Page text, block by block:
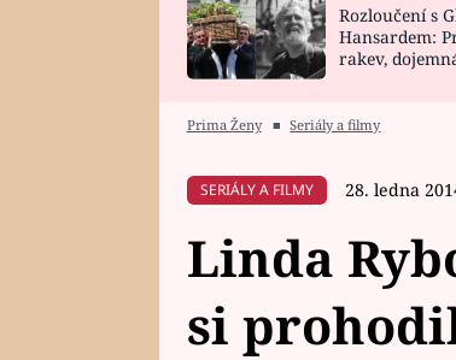
HOROSKOP NA
VAŘENÍ
Rozloučení s
Hansardem:
rakev,
Prima Ženy ■ Seriály a filmy
SERIÁLY A FILMY 28. ledna
Linda
si